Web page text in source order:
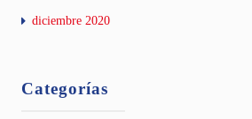
diciembre 2020
Categorías